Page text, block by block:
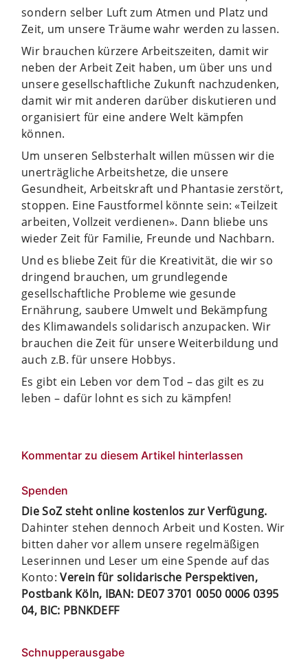
sondern selber Luft zum Atmen und Platz und
Zeit, um unsere Träume wahr werden zu lassen.
Wir brauchen kürzere Arbeitszeiten, damit wir
neben der Arbeit Zeit haben, um über uns und
unsere gesellschaftliche Zukunft nachzudenken,
damit wir mit anderen darüber diskutieren und
organisiert für eine andere Welt kämpfen
können.
Um unseren Selbsterhalt willen müssen wir die
unerträgliche Arbeitshetze, die unsere
Gesundheit, Arbeitskraft und Phantasie zerstört,
stoppen. Eine Faustformel könnte sein: «Teilzeit
arbeiten, Vollzeit verdienen». Dann bliebe uns
wieder Zeit für Familie, Freunde und Nachbarn.
Und es bliebe Zeit für die Kreativität, die wir so
dringend brauchen, um grundlegende
gesellschaftliche Probleme wie gesunde
Ernährung, saubere Umwelt und Bekämpfung
des Klimawandels solidarisch anzupacken. Wir
brauchen die Zeit für unsere Weiterbildung und
auch z.B. für unsere Hobbys.
Es gibt ein Leben vor dem Tod – das gilt es zu
leben – dafür lohnt es sich zu kämpfen!
Kommentar zu diesem Artikel hinterlassen
Spenden
Die SoZ steht online kostenlos zur Verfügung.
Dahinter stehen dennoch Arbeit und Kosten. Wir
bitten daher vor allem unsere regelmäßigen
Leserinnen und Leser um eine Spende auf das
Konto:Verein für solidarische Perspektiven,
Postbank Köln, IBAN: DE07 3701 0050 0006 0395
04, BIC: PBNKDEFF
Schnupperausgabe